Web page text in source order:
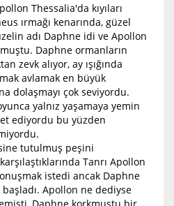
Thessalia'da kıyıları
ırmağı kenarında, güzel
adı Daphne idi ve Apollon
Daphne ormanların
zevk alıyor, ay ışığında
avlamak en büyük
dolaşmayı çok seviyordu.
yalnız yaşamaya yemin
ediyordu bu yüzden
tutulmuş peşini
Tanrı Apollon
istedi ancak Daphne
Apollon ne dediyse